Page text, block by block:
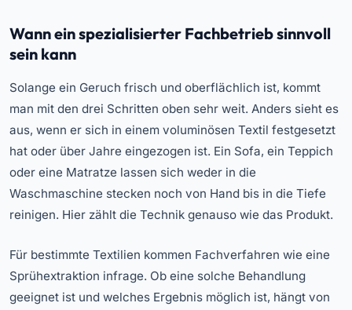
Wann ein spezialisierter Fachbetrieb sinnvoll
sein kann
Solange ein Geruch frisch und oberflächlich ist, kommt
man mit den drei Schritten oben sehr weit. Anders sieht es
aus, wenn er sich in einem voluminösen Textil festgesetzt
hat oder über Jahre eingezogen ist. Ein Sofa, ein Teppich
oder eine Matratze lassen sich weder in die
Waschmaschine stecken noch von Hand bis in die Tiefe
reinigen. Hier zählt die Technik genauso wie das Produkt.
Für bestimmte Textilien kommen Fachverfahren wie eine
Sprühextraktion infrage. Ob eine solche Behandlung
geeignet ist und welches Ergebnis möglich ist, hängt von